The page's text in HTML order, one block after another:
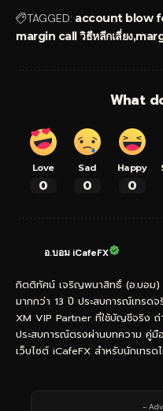
TAGGED: account blow
margin call วิธีหลีกเลี่ยง
What
Love
0
Sad
0
Happy
0
อ.บอม iCafeFX
กิตติทัศน์ เจริญพนาสิทธิ์ (อ.บอม
มากกว่า 13 ปี ประสบการณ์เทรด
XM VIP Partner ที่ใช้บัญชีจริง ถ่
ประสบการณ์ตรงผ่านบทความ คู่
เว็บไซต์ iCafeFX สำหรับนักเทรด
-